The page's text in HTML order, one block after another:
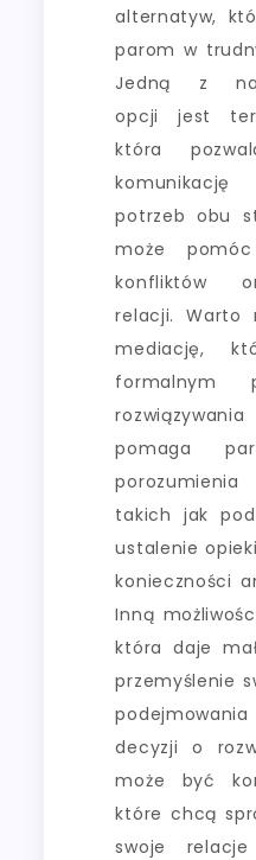
alternatyw,
parom w
Jedną z
opcji jest
która
potrzeb obu
może
konfliktów
relacji. Warto
mediację,
formalnym
pomaga
takich jak
ustalenie
konieczności
Inną
która daje
przemyślenie
decyzji o
może być
które chcą
swoje